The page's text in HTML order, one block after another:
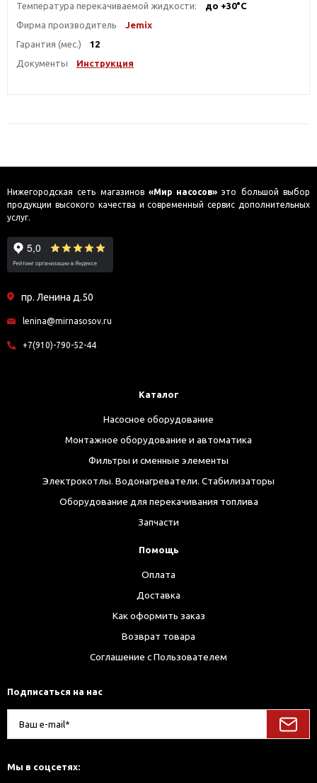
Температура перекачиваемой жидкости:
до +30°С
Фирма производитель
Jemix
Гарантия (мес.)
12
Документы
Инструкция
Нижегородская сеть магазинов «Мир насосов» это большой выбор
продукции высокого качества и современный сервис дополнительных
услуг.
пр. Ленина д.50
lenina@mirnasosov.ru
+7(910)-790-52-44
Каталог
Насосное оборудование
Монтажное оборудование и автоматика
Фильтры и сменные элементы
Электрокотлы. Водонагреватели. Стабилизаторы
Оборудование для перекачивания топлива
Запчасти
Помощь
Оплата
Доставка
Как оформить заказ
Возврат товара
Соглашение с Пользователем
Подписаться на нас
Мы в соцсетях: